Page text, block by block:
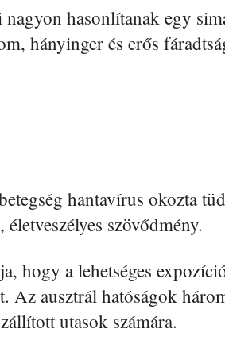
hasonlítanak egy
hányinger és erős
hantavírus okozta
szövődmény.
hogy a lehetséges
Az ausztrál hatóságok
utasok számára.